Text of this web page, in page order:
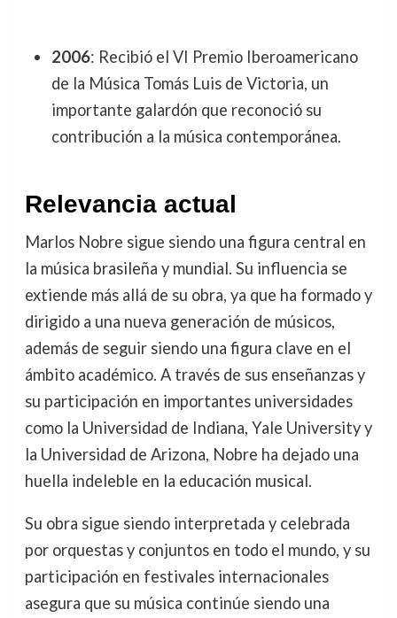
2006: Recibió el VI Premio Iberoamericano
de la Música Tomás Luis de Victoria, un
importante galardón que reconoció su
contribución a la música contemporánea.
Relevancia actual
Marlos Nobre sigue siendo una figura central en
la música brasileña y mundial. Su influencia se
extiende más allá de su obra, ya que ha formado y
dirigido a una nueva generación de músicos,
además de seguir siendo una figura clave en el
ámbito académico. A través de sus enseñanzas y
su participación en importantes universidades
como la Universidad de Indiana, Yale University y
la Universidad de Arizona, Nobre ha dejado una
huella indeleble en la educación musical.
Su obra sigue siendo interpretada y celebrada
por orquestas y conjuntos en todo el mundo, y su
participación en festivales internacionales
asegura que su música continúe siendo una